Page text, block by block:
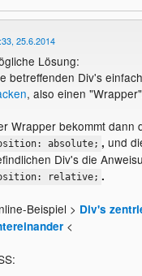
25.6.2014
Lösung:
betreffenden Div's
, also einen
Wrapper bekommt dann
absolute; , und
Div's die
relative; .
Beispiel > Div's
<